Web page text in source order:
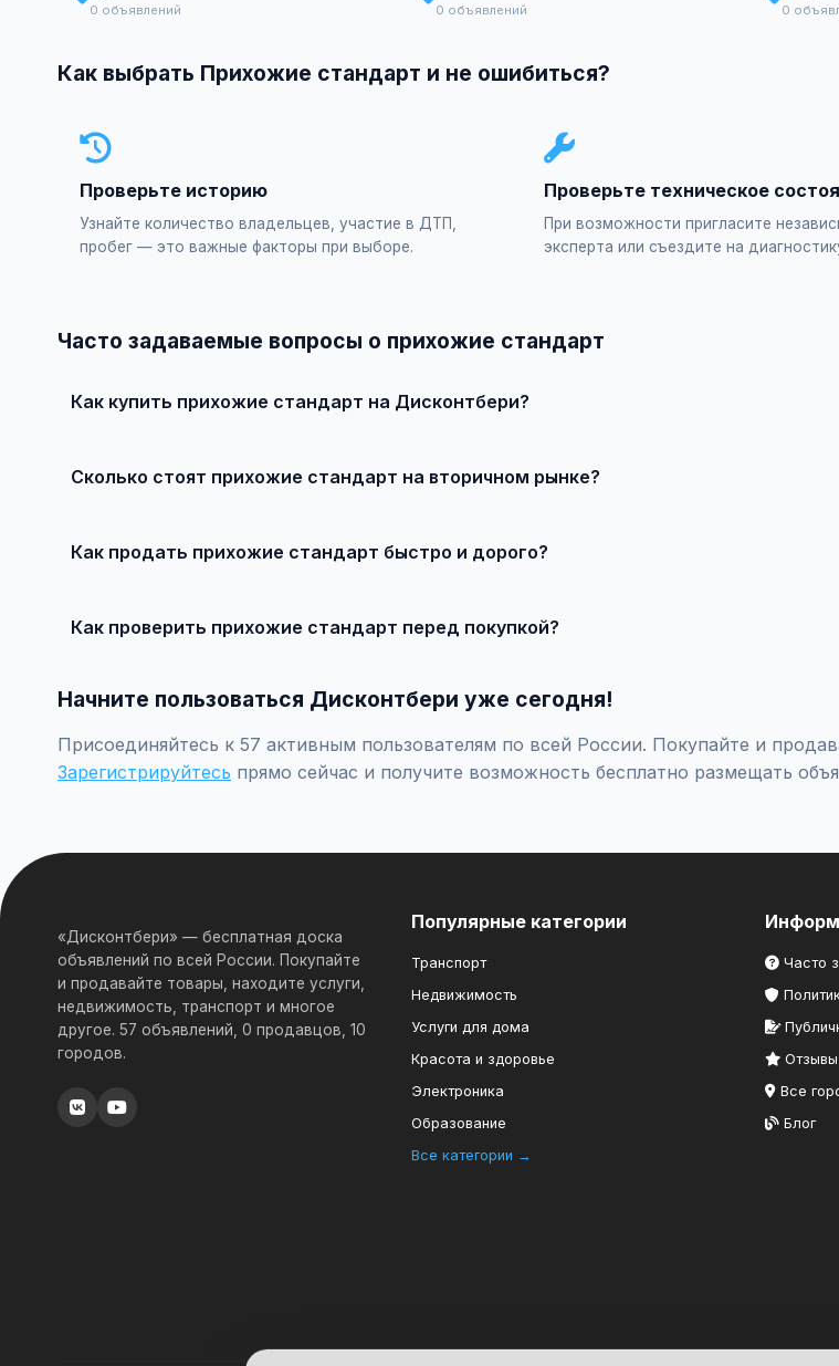
0 объявлений 0 объявлений 0
Как выбрать Прихожие стандарт и не ошибиться?
Проверьте историю
Узнайте количество владельцев, участие в ДТП,
пробег — это важные факторы при выборе.
Проверьте техническое
При возможности пригласите
эксперта или съездите на
Часто задаваемые вопросы о прихожие стандарт
Как купить прихожие стандарт на Дисконтбери?
Сколько стоят прихожие стандарт на вторичном рынке?
Как продать прихожие стандарт быстро и дорого?
Как проверить прихожие стандарт перед покупкой?
Начните пользоваться Дисконтбери уже сегодня!
Присоединяйтесь к 57 активным пользователям по всей России. Покупайте и
Зарегистрируйтесь прямо сейчас и получите возможность бесплатно размещать
«Дисконтбери» — бесплатная доска
объявлений по всей России. Покупайте
и продавайте товары, находите услуги,
недвижимость, транспорт и многое
другое. 57 объявлений, 0 продавцов, 10
городов.
Популярные категории
Транспорт
Недвижимость
Услуги для дома
Красота и здоровье
Электроника
Образование
Все категории →
Часто
Отзывы
Все
Блог